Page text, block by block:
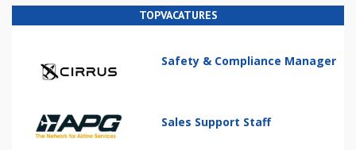
TOPVACATURES
Safety & Compliance Manager
Sales Support Staff